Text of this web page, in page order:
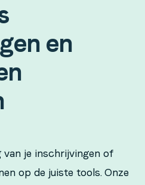
en
je inschrijvingen of
op de juiste tools. Onze